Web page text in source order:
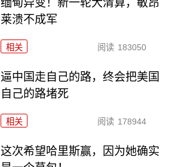
缅甸异变！新一轮大清算，敏昂
莱溃不成军
相关 阅读 183050
逼中国走自己的路，终会把美国
自己的路堵死
相关 阅读 178944
这次希望哈里斯赢，因为她确实